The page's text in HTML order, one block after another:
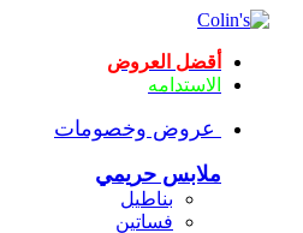
أقضل العروض
الاستدامه
عروض وخصومات
ملابس حريمي
بناطيل
فساتين